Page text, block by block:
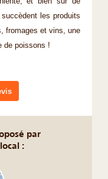
les produits
fromages et vins, une
de poissons !
par
: